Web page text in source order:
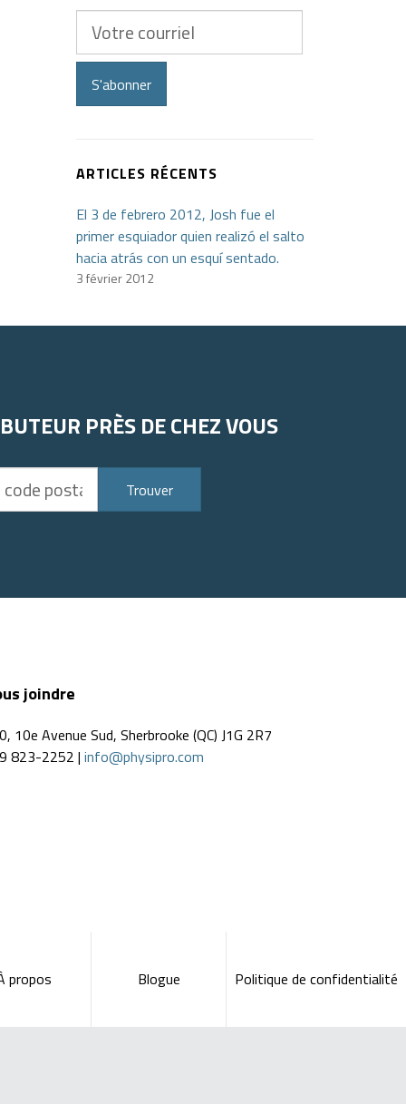
courriel
S'abonner
ARTICLES RÉCENTS
El 3 de febrero 2012, Josh fue el
primer esquiador quien realizó el salto
hacia atrás con un esquí sentado.
3 février 2012
PRÈS DE CHEZ VOUS
Trouver
joindre
10e Avenue Sud, Sherbrooke (QC) J1G 2R7
823-2252 | info@physipro.com
propos Blogue Politique de confidentialité